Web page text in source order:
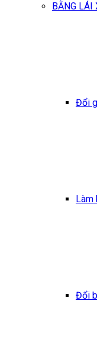
BẰNG LÁI
Đổi
Làm
Đổi